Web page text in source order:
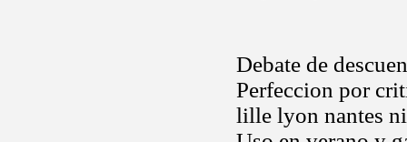
Debate de
Perfeccion por
lille lyon nantes